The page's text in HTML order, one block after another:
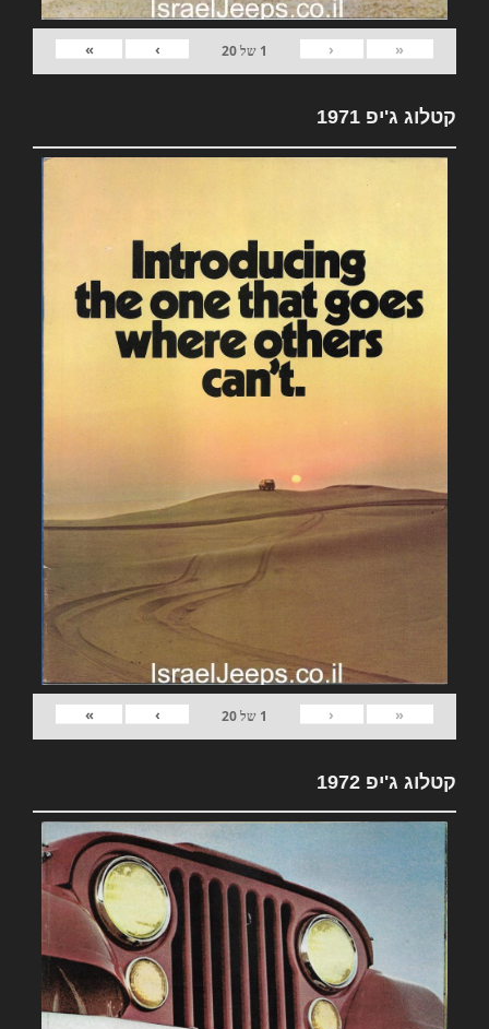
«
‹
1 של20
›
»
קטלוג ג'יפ 1971
«
‹
1 של20
›
»
קטלוג ג'יפ 1972